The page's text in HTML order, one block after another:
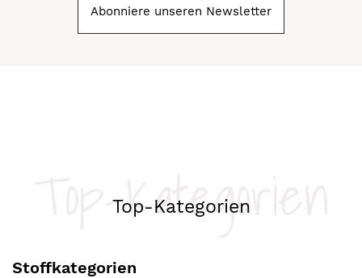
Abonniere unseren Newsletter
Top-Kategorien
Top-Kategorien
Stoffkategorien